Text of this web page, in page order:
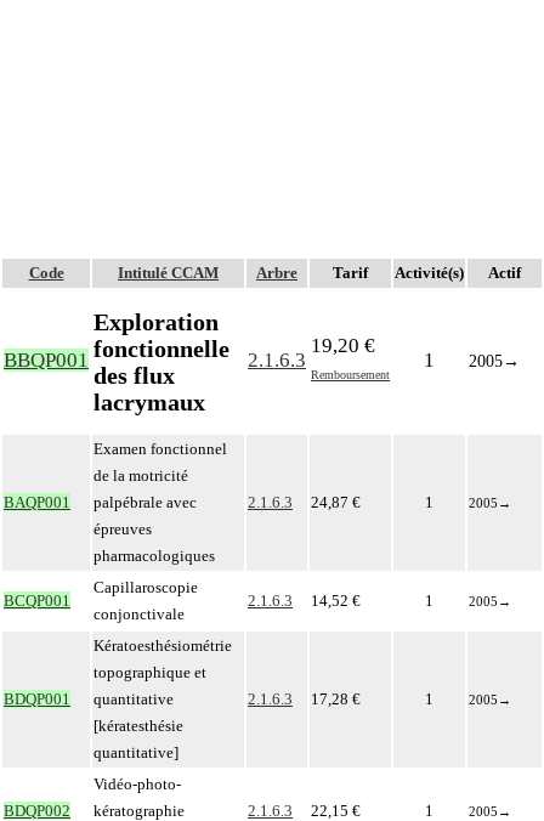
Code Intitulé CCAM Arbre Tarif Activité(s) Actif
BBQP001
Exploration
fonctionnelle
des flux
lacrymaux
2.1.6.3
19,20 €
Remboursement
1 2005→
BAQP001
Examen fonctionnel
de la motricité
palpébrale avec
épreuves
pharmacologiques
2.1.6.3 24,87 € 1 2005 →
BCQP001
Capillaroscopie
conjonctivale
2.1.6.3 14,52 € 1 2005 →
BDQP001
Kératoesthésiométrie
topographique et
quantitative
[kératesthésie
quantitative]
2.1.6.3 17,28 € 1 2005 →
BDQP002
Vidéo-photo-
kératographie
2.1.6.3 22,15 € 1 2005 →